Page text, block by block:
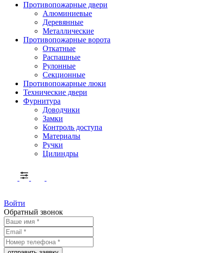
Противопожарные двери
Алюминиевые
Деревянные
Металлические
Противопожарные ворота
Откатные
Распашные
Рулонные
Секционные
Противопожарные люки
Технические двери
Фурнитура
Доводчики
Замки
Контроль доступа
Материалы
Ручки
Цилиндры
Войти
Обратный звонок